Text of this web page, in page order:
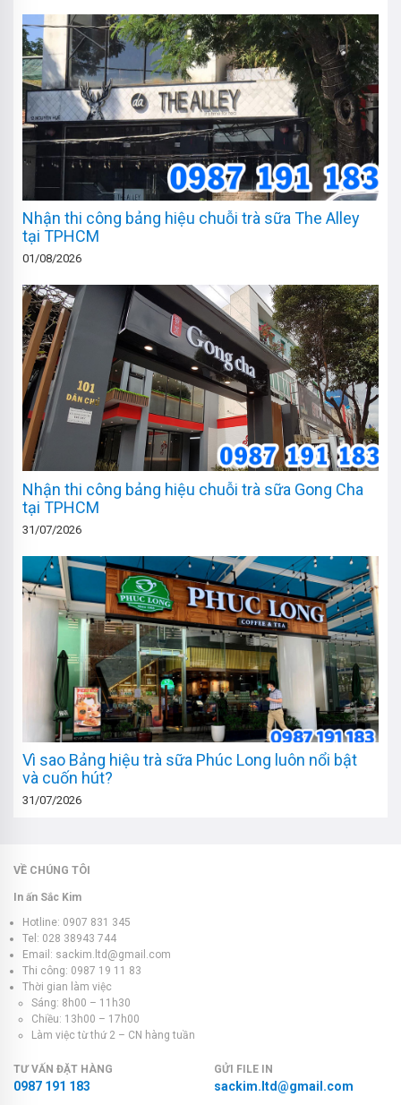
Nhận thi công bảng hiệu chuỗi trà sữa The Alley
tại TPHCM
01/08/2026
Nhận thi công bảng hiệu chuỗi trà sữa Gong Cha
tại TPHCM
31/07/2026
Vì sao Bảng hiệu trà sữa Phúc Long luôn nổi bật
và cuốn hút?
31/07/2026
VỀ CHÚNG TÔI
In ấn Sắc Kim
Hotline: 0907 831 345
Tel: 028 38943 744
Email: sackim.ltd@gmail.com
Thi công: 0987 19 11 83
Thời gian làm việc
Sáng: 8h00 – 11h30
Chiều: 13h00 – 17h00
Làm việc từ thứ 2 – CN hàng tuần
TƯ VẤN ĐẶT HÀNG
0987 191 183
GỬI FILE IN
sackim.ltd@gmail.com